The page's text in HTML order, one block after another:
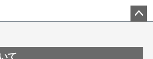
離型紙が透明の商品はありますか
ベルのロールタイプはありますか？
ップ
て